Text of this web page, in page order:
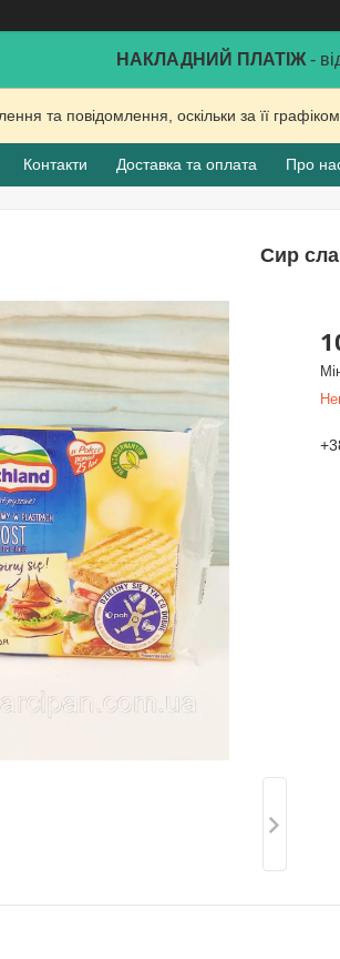
НАКЛАДНИЙ ПЛАТІЖ -
та повідомлення, оскільки за її
Контакти Доставка та оплата Про
Сир